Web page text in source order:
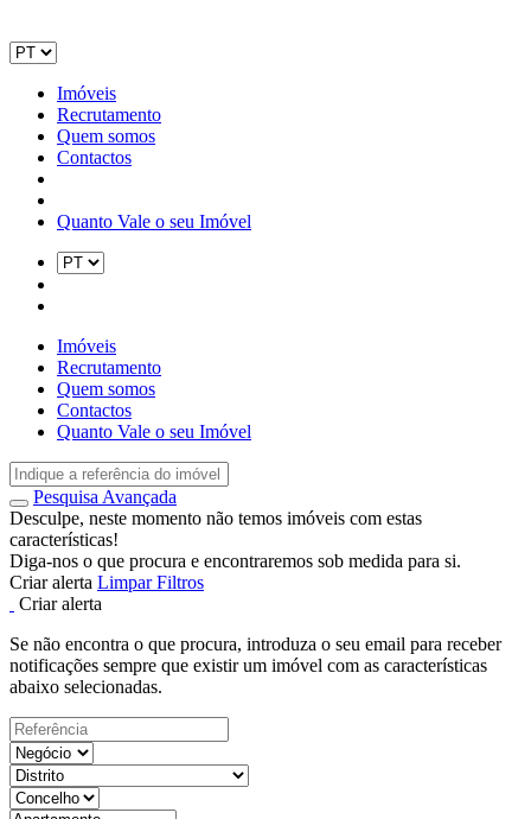
Imóveis
Recrutamento
Quem somos
Contactos
Quanto Vale o seu Imóvel
Imóveis
Recrutamento
Quem somos
Contactos
Quanto Vale o seu Imóvel
Pesquisa Avançada
Desculpe, neste momento não temos imóveis com estas
características!
Diga-nos o que procura e encontraremos sob medida para si.
Criar alerta Limpar Filtros
Criar alerta
Se não encontra o que procura, introduza o seu email para receber
notificações sempre que existir um imóvel com as características
abaixo selecionadas.